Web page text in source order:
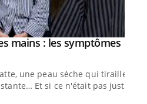
mains : les symptômes
une peau sèche qui tiraille,
Et si ce n'était pas juste